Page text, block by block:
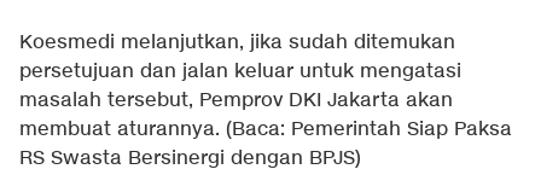
Koesmedi melanjutkan, jika sudah ditemukan
persetujuan dan jalan keluar untuk mengatasi
masalah tersebut, Pemprov DKI Jakarta akan
membuat aturannya. (Baca: Pemerintah Siap Paksa
RS Swasta Bersinergi dengan BPJS)